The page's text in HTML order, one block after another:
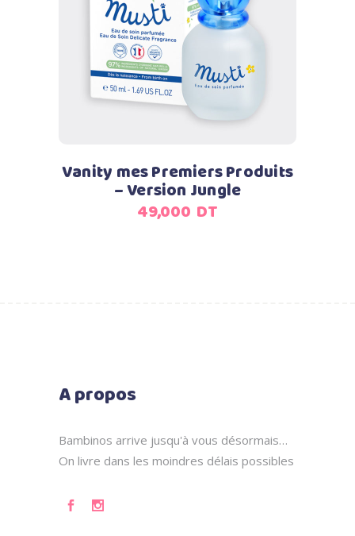
Ajouter au panier
Vanity mes Premiers Produits
– Version Jungle
49,000 DT
A propos
Bambinos arrive jusqu'à vous désormais…
On livre dans les moindres délais possibles